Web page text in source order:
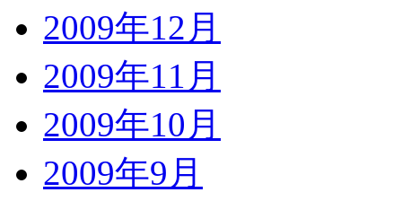
2009年12月
2009年11月
2009年10月
2009年9月